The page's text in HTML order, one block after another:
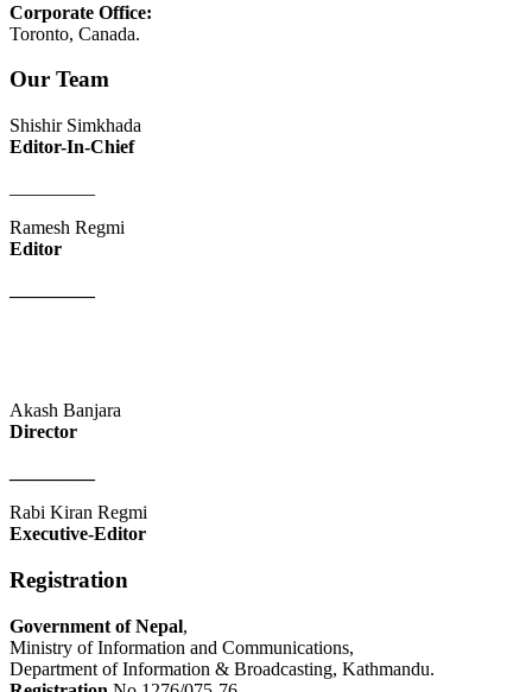
Corporate Office:
Toronto, Canada.
Our Team
Shishir Simkhada
Editor-In-Chief
Ramesh Regmi
Editor
Akash Banjara
Director
Rabi Kiran Regmi
Executive-Editor
Registration
Government of Nepal,
Ministry of Information and Communications,
Department of Information & Broadcasting, Kathmandu.